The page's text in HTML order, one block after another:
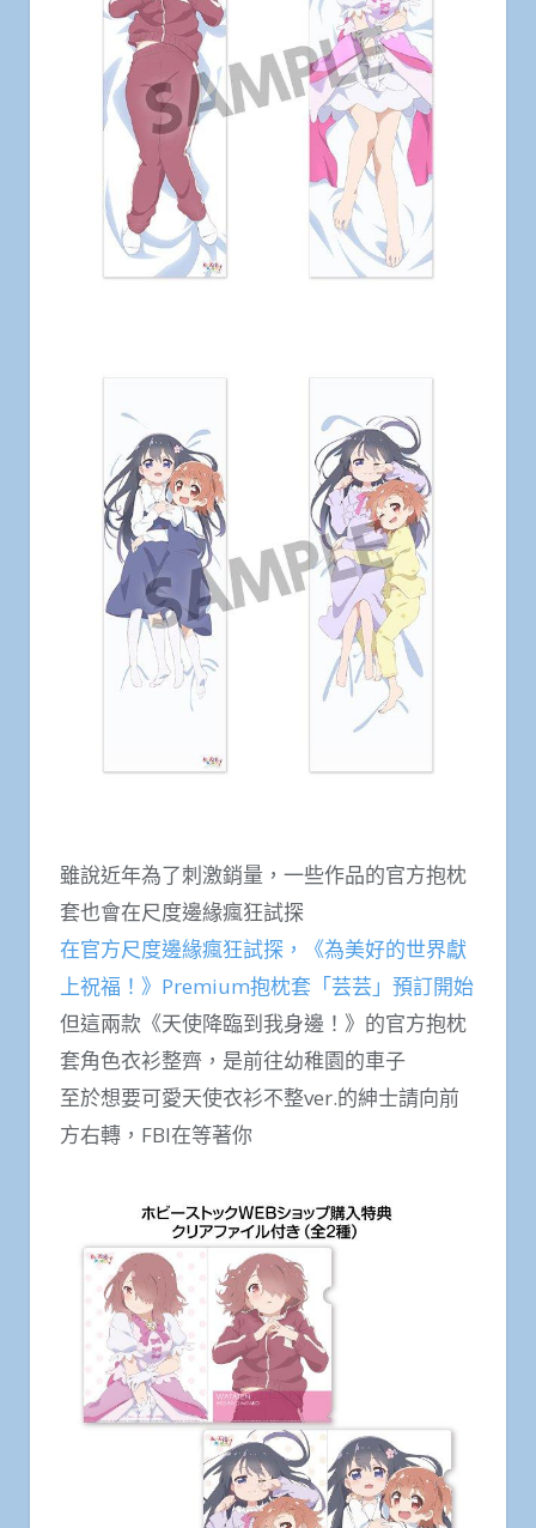
雖說近年為了刺激銷量，一些作品的官方抱枕
套也會在尺度邊緣瘋狂試探
在官方尺度邊緣瘋狂試探，《為美好的世界獻
上祝福！》Premium抱枕套「芸芸」預訂開始
但這兩款《天使降臨到我身邊！》的官方抱枕
套角色衣衫整齊，是前往幼稚園的車子
至於想要可愛天使衣衫不整ver.的紳士請向前
方右轉，FBI在等著你